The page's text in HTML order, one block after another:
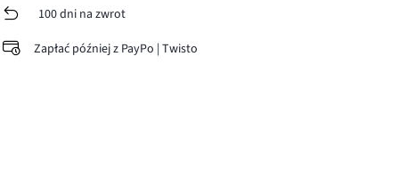
100 dni na zwrot
Zapłać później z PayPo | Twisto